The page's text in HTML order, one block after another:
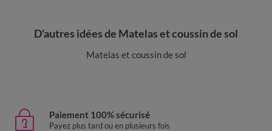
D'autres idées de Matelas et coussin de sol
Matelas et coussin de sol
Paiement 100% sécurisé
Payez plus tard ou en plusieurs fois